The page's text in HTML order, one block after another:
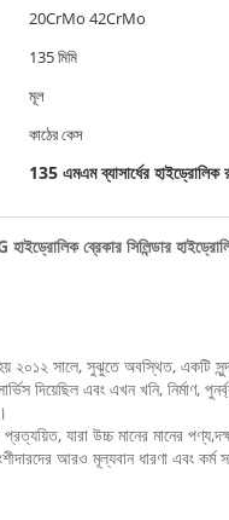
20CrMo 42CrMo
135 মিমি
মূল
কাঠের কেস
135 এমএম ব্যাসার্ধের হাইড্রোলিক
ব্রেকার সিলিন্ডার
হয় ২০১২ সালে, সুঝুতে অবস্থিত,
দিয়েছিল এবং এখন খনি, নির্মাণ,
যারা উচ্চ মানের মানের
আরও মূল্যবান ধারণা এবং